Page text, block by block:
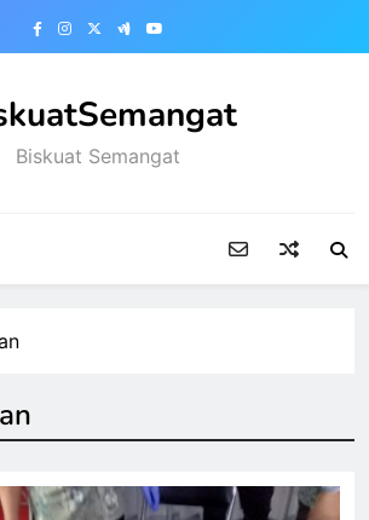
Biskuat Semangat